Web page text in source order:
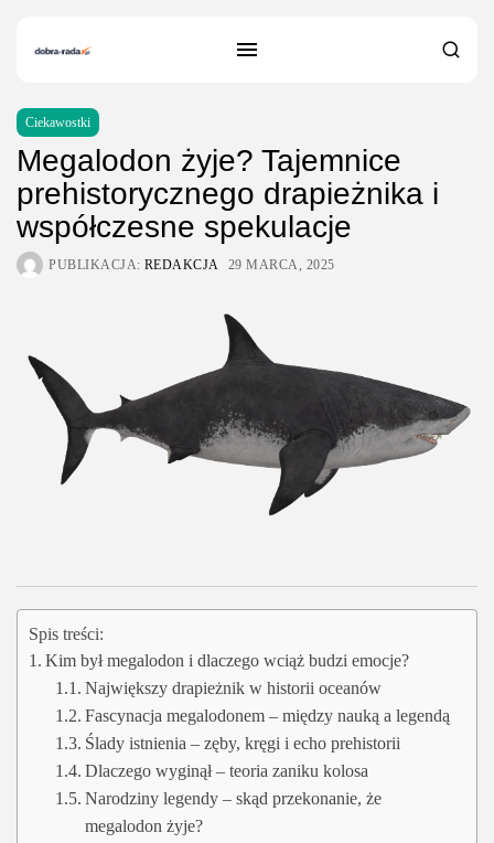
Ciekawostki
Megalodon żyje? Tajemnice
prehistorycznego drapieżnika i
współczesne spekulacje
PUBLIKACJA: REDAKCJA 29 MARCA, 2025
Spis treści:
Kim był megalodon i dlaczego wciąż budzi emocje?
Największy drapieżnik w historii oceanów
Fascynacja megalodonem – między nauką a legendą
Ślady istnienia – zęby, kręgi i echo prehistorii
Dlaczego wyginął – teoria zaniku kolosa
Narodziny legendy – skąd przekonanie, że
megalodon żyje?